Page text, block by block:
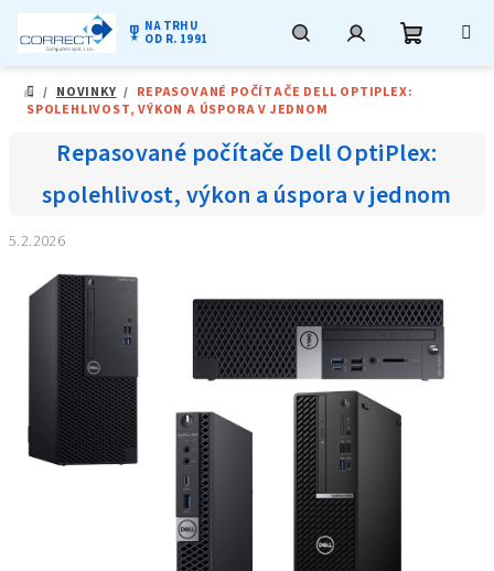
obsah
military_tech NA TRHU
OD R. 1991
DOMŮ
/ NOVINKY / REPASOVANÉ POČÍTAČE DELL OPTIPLEX:
SPOLEHLIVOST, VÝKON A ÚSPORA V JEDNOM
Repasované počítače Dell OptiPlex:
spolehlivost, výkon a úspora v jednom
5.2.2026